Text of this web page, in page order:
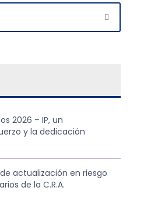
2026 – IP, un
y la dedicación
actualización en riesgo
de la C.R.A.